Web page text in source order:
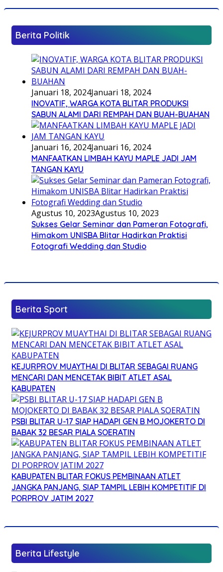
Berita Politik
Januari 18, 2024Januari 18, 2024
INOVATIF, WARGA KOTA BLITAR PRODUKSI
SABUN ALAMI DARI REMPAH DAN BUAH-BUAHAN
Januari 16, 2024Januari 16, 2024
MANFAATKAN LIMBAH KAYU MAPLE JADI JAM
TANGAN KAYU
Agustus 10, 2023Agustus 10, 2023
Sukses Gelar Seminar dan Pameran Fotografi,
Himakom UNISBA Blitar Hadirkan Praktisi
Fotografi Wedding dan Studio
Berita Sport
KEJURPROV MUAYTHAI DI BLITAR SEBAGAI RUANG
MENCARI DAN MENCETAK BIBIT ATLET ASAL
KABUPATEN
PSBI BLITAR U-17 SIAP HADAPI GEN B MOJOKERTO DI
BABAK 32 BESAR PIALA SOERATIN
KABUPATEN BLITAR FOKUS PEMBINAAN ATLET
JANGKA PANJANG, SIAP TAMPIL LEBIH KOMPETITIF DI
PORPROV JATIM 2027
Berita Lifestyle